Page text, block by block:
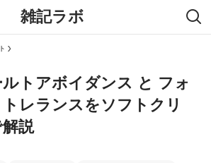
雑記ラボ
トアボイダンス と フォ
レランスをソフトクリ
説